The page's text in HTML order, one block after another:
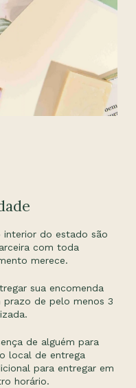
interior do estado são
com toda
merece.
sua encomenda
prazo de pelo menos 3
de alguém para
local de entrega
para entregar em
horário.